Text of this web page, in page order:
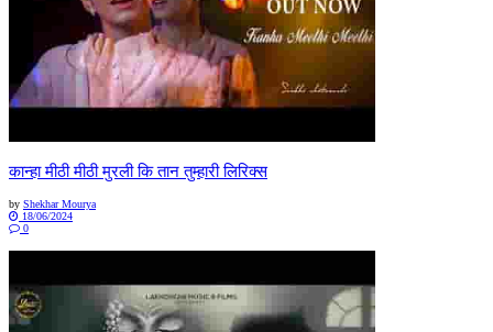
कान्हा मीठी मीठी मुरली कि तान तुम्हारी लिरिक्स
by Shekhar Mourya
18/06/2024
0